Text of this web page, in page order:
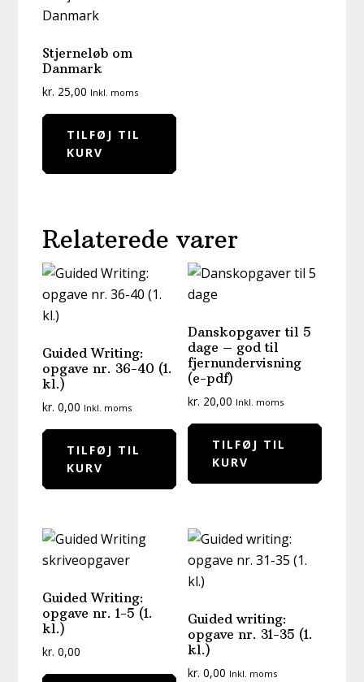
Stjerneløb om
Danmark
kr. 25,00 Inkl. moms
TILFØJ TIL
KURV
Relaterede varer
Guided Writing:
opgave nr. 36-40 (1.
kl.)
kr. 0,00 Inkl. moms
TILFØJ TIL
KURV
Danskopgaver til 5
dage – god til
fjernundervisning
(e-pdf)
kr. 20,00 Inkl. moms
TILFØJ TIL
KURV
Guided Writing:
opgave nr. 1-5 (1.
kl.)
kr. 0,00
Guided writing:
opgave nr. 31-35 (1.
kl.)
kr. 0,00 Inkl. moms